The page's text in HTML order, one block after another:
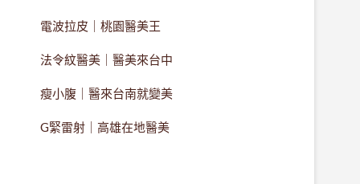
電波拉皮｜桃園醫美王
法令紋醫美｜醫美來台中
瘦小腹｜醫來台南就變美
G緊雷射｜高雄在地醫美